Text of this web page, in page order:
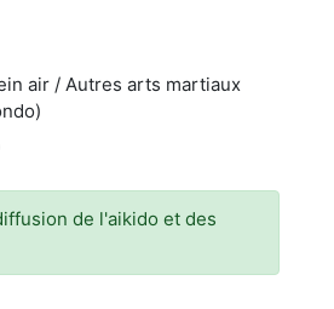
air / Autres arts martiaux
de l'aikido et des